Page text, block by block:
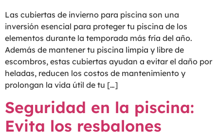
Las cubiertas de invierno para piscina son una
inversión esencial para proteger tu piscina de los
elementos durante la temporada más fría del año.
Además de mantener tu piscina limpia y libre de
escombros, estas cubiertas ayudan a evitar el daño por
heladas, reducen los costos de mantenimiento y
prolongan la vida útil de tu […]
Seguridad en la piscina:
Evita los resbalones